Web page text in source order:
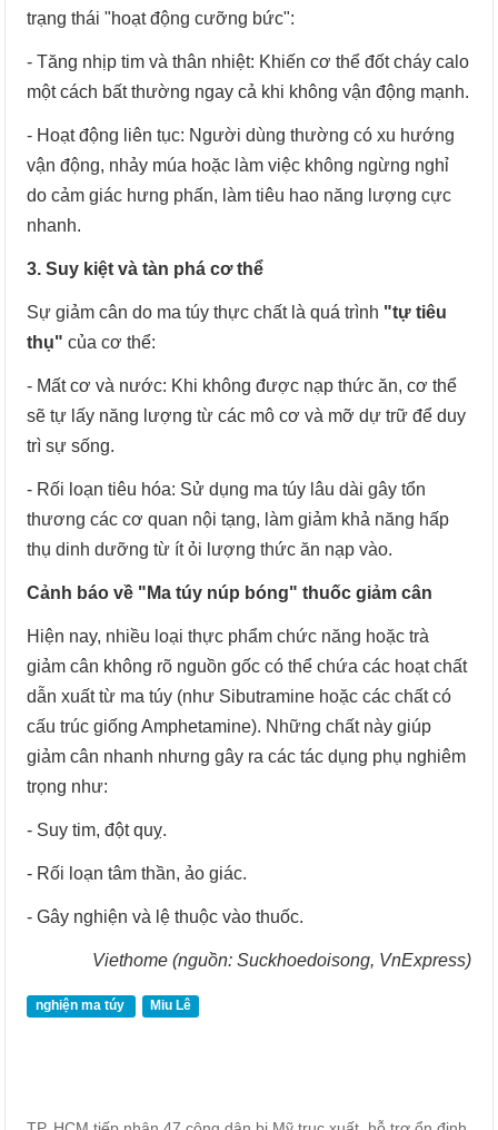
trạng thái "hoạt động cưỡng bức":
- Tăng nhịp tim và thân nhiệt: Khiến cơ thể đốt cháy calo
một cách bất thường ngay cả khi không vận động mạnh.
- Hoạt động liên tục: Người dùng thường có xu hướng
vận động, nhảy múa hoặc làm việc không ngừng nghỉ
do cảm giác hưng phấn, làm tiêu hao năng lượng cực
nhanh.
3. Suy kiệt và tàn phá cơ thể
Sự giảm cân do ma túy thực chất là quá trình "tự tiêu
thụ" của cơ thể:
- Mất cơ và nước: Khi không được nạp thức ăn, cơ thể
sẽ tự lấy năng lượng từ các mô cơ và mỡ dự trữ để duy
trì sự sống.
- Rối loạn tiêu hóa: Sử dụng ma túy lâu dài gây tổn
thương các cơ quan nội tạng, làm giảm khả năng hấp
thụ dinh dưỡng từ ít ỏi lượng thức ăn nạp vào.
Cảnh báo về "Ma túy núp bóng" thuốc giảm cân
Hiện nay, nhiều loại thực phẩm chức năng hoặc trà
giảm cân không rõ nguồn gốc có thể chứa các hoạt chất
dẫn xuất từ ma túy (như Sibutramine hoặc các chất có
cấu trúc giống Amphetamine). Những chất này giúp
giảm cân nhanh nhưng gây ra các tác dụng phụ nghiêm
trọng như:
- Suy tim, đột quỵ.
- Rối loạn tâm thần, ảo giác.
- Gây nghiện và lệ thuộc vào thuốc.
Viethome (nguồn: Suckhoedoisong, VnExpress)
nghiện ma túy Miu Lê